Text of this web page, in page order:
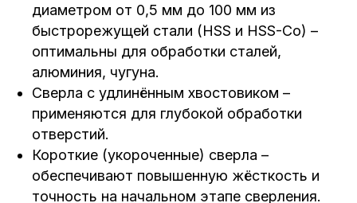
диаметром от 0,5 мм до 100 мм из
быстрорежущей стали (HSS и HSS-Co) –
оптимальны для обработки сталей,
алюминия, чугуна.
Сверла с удлинённым хвостовиком –
применяются для глубокой обработки
отверстий.
Короткие (укороченные) сверла –
обеспечивают повышенную жёсткость и
точность на начальном этапе сверления.